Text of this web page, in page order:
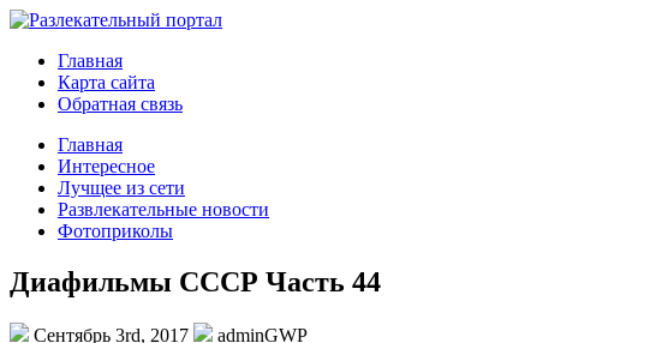
Главная
Карта сайта
Обратная связь
Главная
Интересное
Лучщее из сети
Развлекательные новости
Фотоприколы
Диафильмы СССР Часть 44
Сентябрь 3rd, 2017 adminGWP